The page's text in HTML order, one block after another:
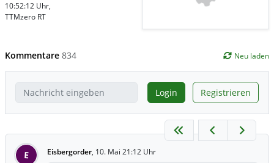
10:52:12 Uhr,
TTMzero RT
Kommentare 834 Neu laden
Login Registrieren
E Eisbergorder, 10. Mai 21:12 Uhr